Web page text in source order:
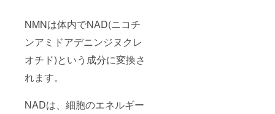
NMNは体内でNAD(ニコチ
ンアミドアデニンジヌクレ
オチド)という成分に変換さ
れます。
NADは、細胞のエネルギー